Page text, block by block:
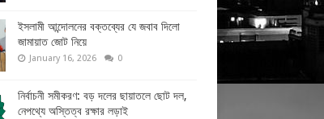
ইসলামী আন্দোলনের বক্তব্যের যে জবাব দিলো
জামায়াত জোট নিয়ে
January 16, 2026 0
নির্বাচনী সমীকরণ: বড় দলের ছায়াতলে ছোট দল,
নেপথ্যে অস্তিত্ব রক্ষার লড়াই